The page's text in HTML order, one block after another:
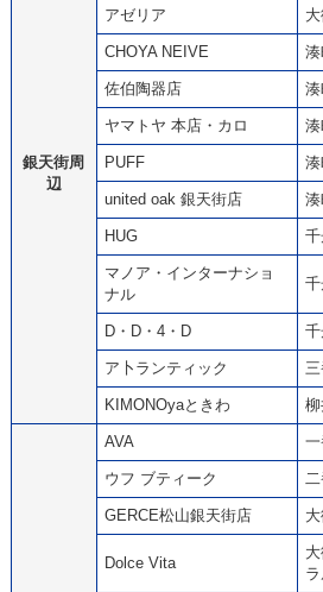
銀天街周
辺
アゼリア
CHOYA NEIVE 湊
佐伯陶器店 湊
ヤマトヤ 本店・カロ
PUFF 湊
united oak 銀天街店 湊
HUG
マノア・インターナショ
ナル
D・D・4・D
ア卜ランティック
KIMONOyaときわ
AVA
ウフ ブティーク
GERCE松山銀天街店
Dolce Vita